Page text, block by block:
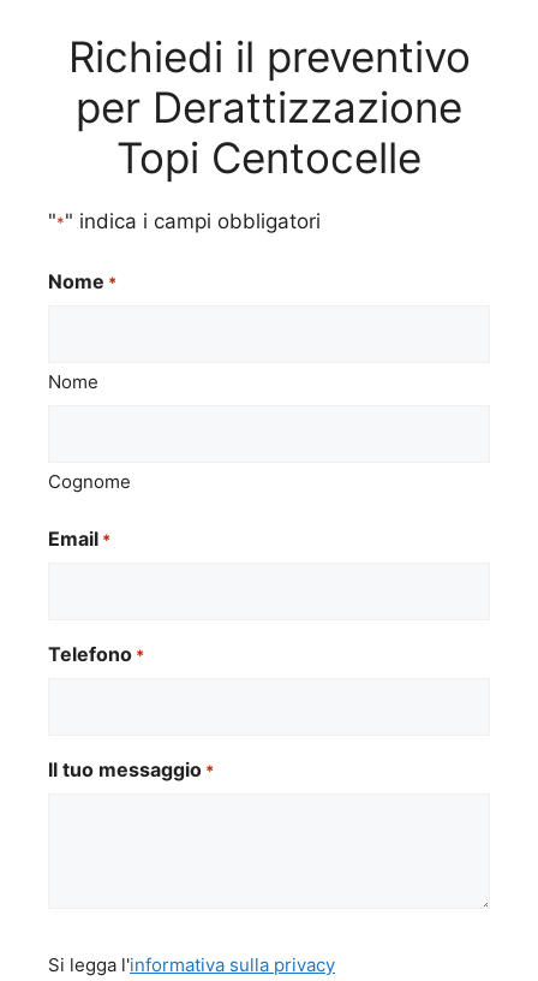
Richiedi il preventivo
per Derattizzazione
Topi Centocelle
"*" indica i campi obbligatori
Nome *
Nome
Cognome
Email *
Telefono *
Il tuo messaggio *
Si legga l'informativa sulla privacy